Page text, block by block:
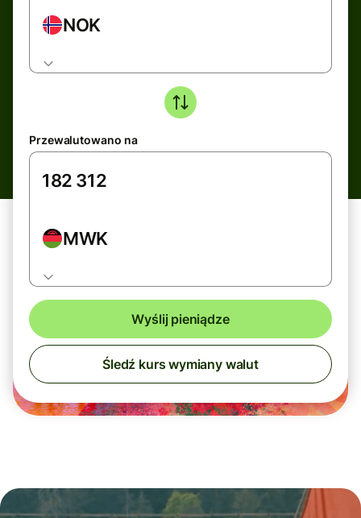
NOK
Przewalutowano na
MWK
Wyślij pieniądze
Śledź kurs wymiany walut